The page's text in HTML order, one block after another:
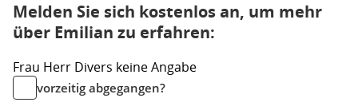
Melden Sie sich kostenlos an, um mehr
über Emilian zu erfahren:
Frau Herr Divers keine Angabe
vorzeitig abgegangen?